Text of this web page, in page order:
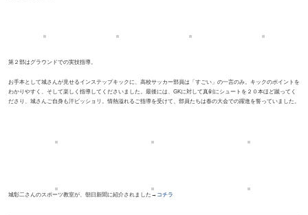
第２部はグラウンドでの実技指導。
お手本として城さんが見せるインステップキックに、高校サッカー部員は「すごい」の一言のみ。キックのポイントを
わかりやすく、そして楽しく指導してくださいました。最後には、GKに対して真剣にシュートを２０本ほど蹴ってく
ださり、城さんご自身も汗ビッショリ。情熱溢れるご指導を受けて、部員たちは春の大会での躍進を誓っていました。
城彰二さんのスポーツ教室が、朝日新聞に紹介されました→ コチラ